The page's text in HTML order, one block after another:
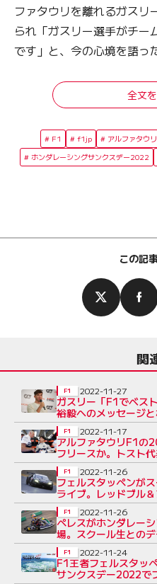
ファタウリを離れるガスリ
られ「ガスリー選手がチー
です」と、今の心境を語っ
全文
F1 f1jp アルファタウリ
ホンダレーシングサンクスデー2022
この記
関
ガスリー「F1でベス
裕毅へのメッセージ
F1 2022-11-27
アルファタウリF1の
フリースか。トスト
F1 2022-11-17
フェルスタッペンが
ライブ。レッドブル
もてぎで走行
F1 2022-11-26
ペレスがホンダレー
場。スクール生との
F1 2022-11-26
F1王者フェルスタッ
サンクスデー2022で
F1 2022-11-24